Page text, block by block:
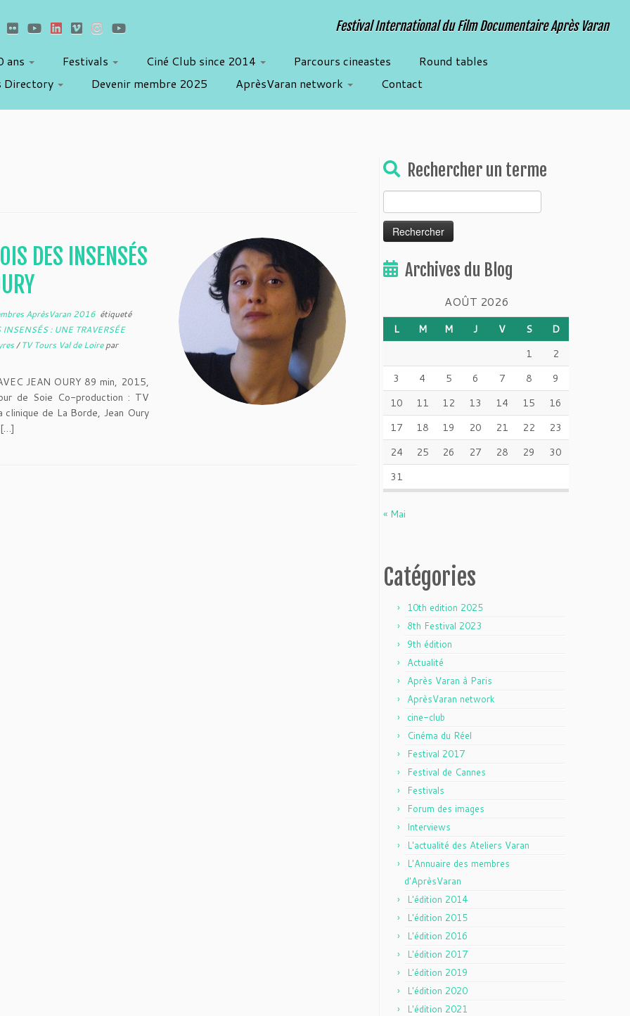
Festival International du Film Documentaire Après Varan
ans Festivals Ciné Club since 2014 Parcours cineastes
Round tables
Directory
Devenir membre 2025 AprèsVaran network Contact
DES INSENSÉS
AprèsVaran 2016 étiqueté
: UNE TRAVERSÉE
/TV Tours Val de Loirepar
JEAN OURY 89 min, 2015,
de Soie Co-production : TV
de La Borde, Jean Oury
Rechercher un terme
Archives du Blog
AOÛT 2026
L M M J V S
D
1
2
3
4 5 6 7 8
9
10
11 12 13 14 15
16
17
18 19 20 21 22
23
24
25 26 27 28 29
30
31
« Mai
Catégories
10th edition 2025
8th Festival 2023
9th édition
Actualité
Après Varan à Paris
AprèsVaran network
cine-club
Cinéma du Réel
Festival 2017
Festival de Cannes
Festivals
Forum des images
Interviews
L'actualité des Ateliers Varan
L'Annuaire des membres
d'AprèsVaran
L'édition 2014
L'édition 2015
L'édition 2016
L'édition 2017
L'édition 2019
L'édition 2020
L'édition 2021